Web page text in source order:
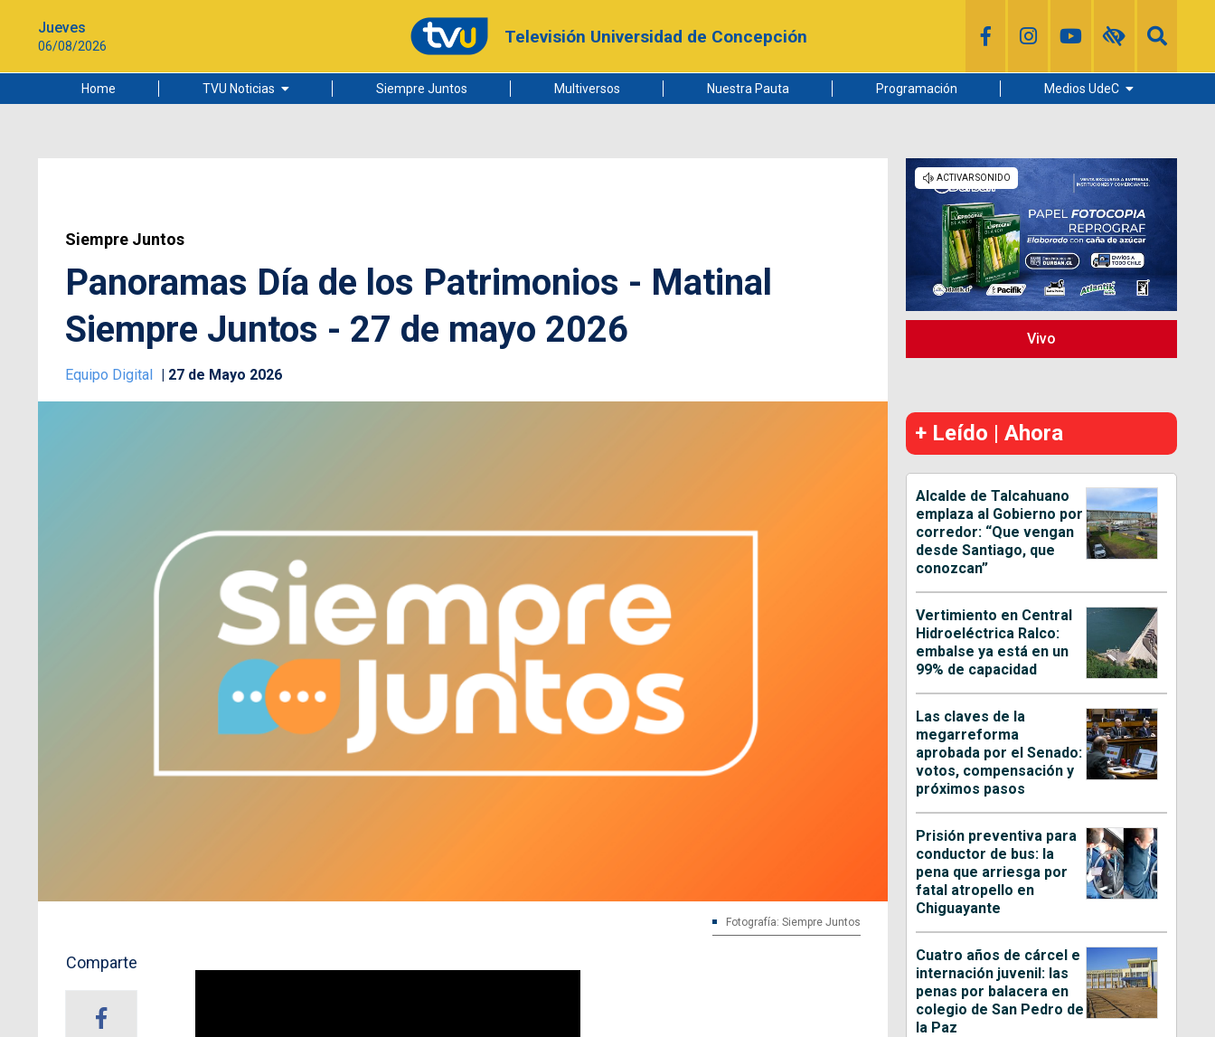
Jueves
06/08/2026 Televisión Universidad de Concepción
Home TVU Noticias
Ciudad
Siempre Juntos Multiversos Nuestra Pauta Programación Medios UdeC
Radio UdeC
Noticias UdeC
La Discusión
Siempre Juntos
Panoramas Día de los Patrimonios - Matinal
Siempre Juntos - 27 de mayo 2026
Equipo Digital 27 de Mayo 2026
Fotografía: Siempre Juntos
Comparte
Vivo
+ Leído | Ahora
Alcalde de Talcahuano
emplaza al Gobierno por
corredor: “Que vengan
desde Santiago, que
conozcan”
Vertimiento en Central
Hidroeléctrica Ralco:
embalse ya está en un
99% de capacidad
Las claves de la
megarreforma
aprobada por el Senado:
votos, compensación y
próximos pasos
Prisión preventiva para
conductor de bus: la
pena que arriesga por
fatal atropello en
Chiguayante
Cuatro años de cárcel e
internación juvenil: las
penas por balacera en
colegio de San Pedro de
la Paz